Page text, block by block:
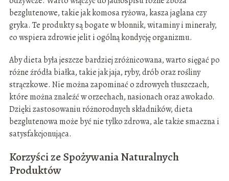
bezglutenowe, takie jak komosa ryżowa, kasza jaglana czy
gryka. Te produkty są bogate w błonnik, witaminy i minerały,
co wspiera zdrowie jelit i ogólną kondycję organizmu.
Aby dieta była jeszcze bardziej zróżnicowana, warto sięgać po
różne źródła białka, takie jak jaja, ryby, drób oraz rośliny
strączkowe. Nie można zapominać o zdrowych tłuszczach,
które można znaleźć w orzechach, nasionach oraz awokado.
Dzięki zastosowaniu różnorodnych składników, dieta
bezglutenowa może być nie tylko zdrowa, ale także smaczna i
satysfakcjonująca.
Korzyści ze Spożywania Naturalnych
Produktów